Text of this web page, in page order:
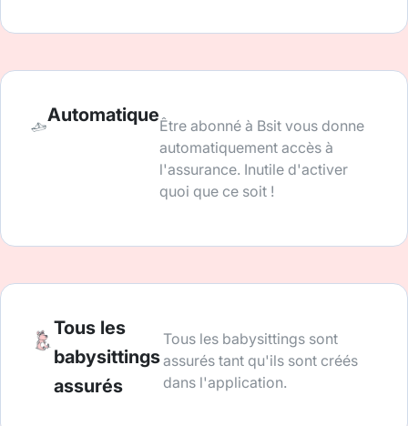
AutomatiqueÊtre abonné à Bsit vous donne
automatiquement accès à
l'assurance. Inutile d'activer
quoi que ce soit !
Tous les
babysittings
assurés
Tous les babysittings sont
assurés tant qu'ils sont créés
dans l'application.